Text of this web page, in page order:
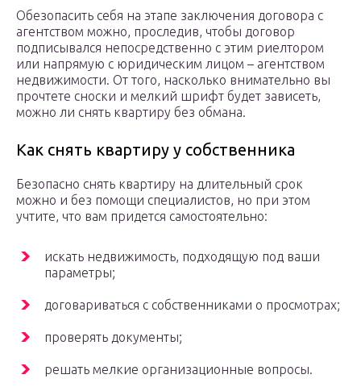
Обезопасить себя на этапе заключения договора с
агентством можно, проследив, чтобы договор
подписывался непосредственно с этим риелтором
или напрямую с юридическим лицом – агентством
недвижимости. От того, насколько внимательно вы
прочтете сноски и мелкий шрифт будет зависеть,
можно ли снять квартиру без обмана.
Как снять квартиру у собственника
Безопасно снять квартиру на длительный срок
можно и без помощи специалистов, но при этом
учтите, что вам придется самостоятельно:
искать недвижимость, подходящую под ваши
параметры;
договариваться с собственниками о просмотрах;
проверять документы;
решать мелкие организационные вопросы.